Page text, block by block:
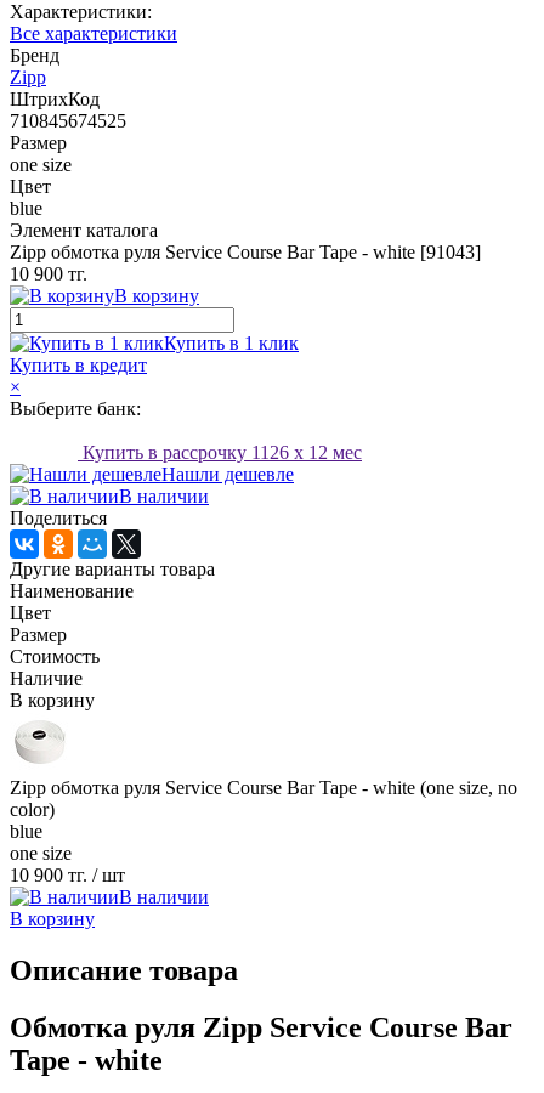
Характеристики:
Все характеристики
Бренд
Zipp
ШтрихКод
710845674525
Размер
one size
Цвет
blue
Элемент каталога
Zipp обмотка руля Service Course Bar Tape - white [91043]
10 900 тг.
В корзину
Купить в 1 клик
Купить в кредит
×
Выберите банк:
Купить в рассрочку 1126 x 12 мес
Нашли дешевле
В наличии
Поделиться
Другие варианты товара
Наименование
Цвет
Размер
Стоимость
Наличие
В корзину
Zipp обмотка руля Service Course Bar Tape - white (one size, no
color)
blue
one size
10 900 тг. / шт
В наличии
В корзину
Описание товара
Обмотка руля Zipp Service Course Bar
Tape - white